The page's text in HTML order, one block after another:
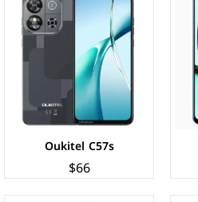
Oukitel C57s
$66
الشاشة: IPS LCD بحجم 6.6 بوصة بدقة HD+
المعالج:Unisoc T603
الكاميرات:خلفية 8 م.ب/ امامية 5 م.ب.
الذاكرة+الرام:64/128 + 2/3/4 جيجابايت
نظام التشغيل:Android 14 (Go edition)
البطارية:5000 ملي امبير - 10 واط
عرض المواصفات ←